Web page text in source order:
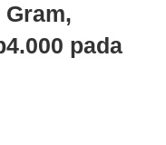
Gram,
pada